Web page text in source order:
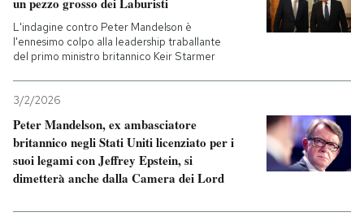
AREA PERSONALE
Entra
L'indagine contro Peter Mandelson è
l'ennesimo colpo alla leadership traballante
del primo ministro britannico Keir Starmer
3/2/2026
Peter Mandelson, ex ambasciatore
britannico negli Stati Uniti licenziato per i
suoi legami con Jeffrey Epstein, si
dimetterà anche dalla Camera dei Lord